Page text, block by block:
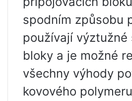
spodním způsobu
používají výztužné
bloky a je možné
všechny výhody
kovového